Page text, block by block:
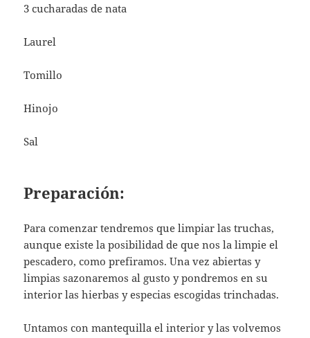
3 cucharadas de nata
Laurel
Tomillo
Hinojo
Sal
Preparación:
Para comenzar tendremos que limpiar las truchas,
aunque existe la posibilidad de que nos la limpie el
pescadero, como prefiramos. Una vez abiertas y
limpias sazonaremos al gusto y pondremos en su
interior las hierbas y especias escogidas trinchadas.
Untamos con mantequilla el interior y las volvemos